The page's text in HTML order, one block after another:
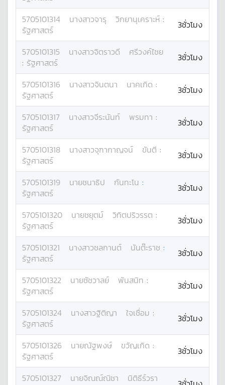
5705101314 นางสาวจารุ วิกยานุเคราะห์ :
รัฐศาสตร์
3ชั่วโมง
5705101315 นางสาวจิตราวดี
ศรีวงค์ไชย
: รัฐศาสตร์ 3ชั่วโมง
5705101316 นางสาวจินตนา นาคเกิด :
รัฐศาสตร์
3ชั่วโมง
5705101317 นางสาวจีระนันท์ พรมทา :
รัฐศาสตร์
3ชั่วโมง
5705101318 นางสาวจุฑากาญจน์ ขันตี :
รัฐศาสตร์
3ชั่วโมง
5705101319 นายชนาธิป กันทะโน :
รัฐศาสตร์
3ชั่วโมง
5705101320 นายชยุตม์ วิทิตปริวรรต :
รัฐศาสตร์
3ชั่วโมง
5705101321 นางสาวชลกานต์ นันต๊ะราช :
รัฐศาสตร์
3ชั่วโมง
5705101322 นายชัชวาลย์ พันสนิท :
รัฐศาสตร์
3ชั่วโมง
5705101324 นางสาวฐิติญา ใจเชื่อม :
รัฐศาสตร์
3ชั่วโมง
5705101326 นายณัฐพงษ์ ขวัญเกิด :
รัฐศาสตร์
3ชั่วโมง
5705101327 นายจิณณ์ณิชา
นิติธีร์วรา